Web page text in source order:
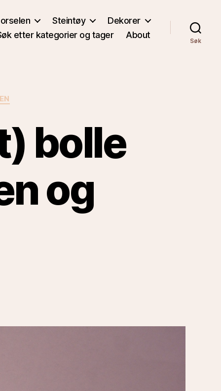
Steintøy
Dekorer
etter kategorier og tager
About
Søk
bolle
og